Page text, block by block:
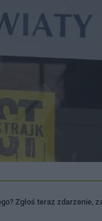
Zgłoś teraz zdarzenie,